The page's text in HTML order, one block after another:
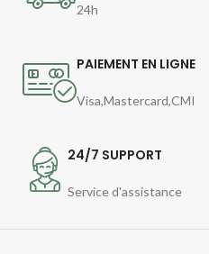
24h
PAIEMENT EN LIGNE
Visa,Mastercard,CMI
24/7 SUPPORT
Service d'assistance